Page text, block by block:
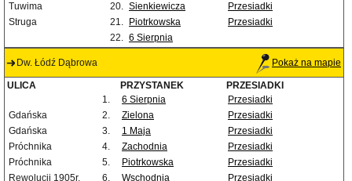
Tuwima
20. Sienkiewicza
Przesiadki
Struga
21. Piotrkowska
Przesiadki
22. 6 Sierpnia
Dw. Łódź Dąbrowa Pokaż na mapie
ULICA PRZYSTANEK
PRZESIADKI
1.
6 Sierpnia
Przesiadki
Gdańska
2. Zielona
Przesiadki
Gdańska
3. 1 Maja
Przesiadki
Próchnika
4. Zachodnia
Przesiadki
Próchnika
5. Piotrkowska
Przesiadki
Rewolucji 1905r.
6. Wschodnia
Przesiadki